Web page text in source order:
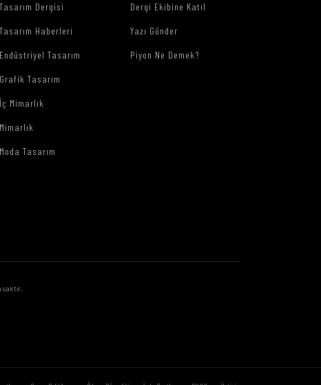
Tasarım Dergisi
Tasarım Haberleri
Endüstriyel Tasarım
Grafik Tasarım
İç Mimarlık
Mimarlık
Moda Tasarım
Dergi Ekibine Katıl
Yazı Gönder
Piyon Ne Demek?